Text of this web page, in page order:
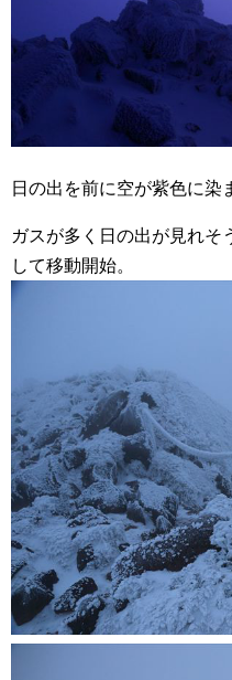
日の出を前に空が紫色に染
ガスが多く日の出が見れそ
して移動開始。